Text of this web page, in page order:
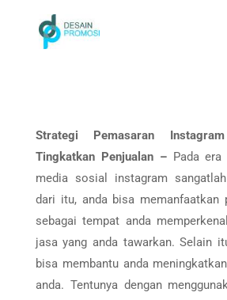
Strategi Pemasaran
Tingkatkan Penjualan – Pada
media sosial instagram
dari itu, anda bisa memanfaatkan
sebagai tempat anda
jasa yang anda tawarkan. Selain
bisa membantu anda
anda. Tentunya dengan